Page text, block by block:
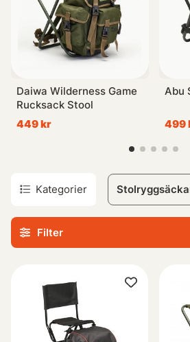
exempelvis kastning eller knyting på
Med funktionella detaljer såsom
och robust konstruktion kommer
din bekvämlighet oavsett
Oavsett om du letar efter den
sportfisketuren eller helt enkel vill
varheltsom helsts utan bekymmer -
Daiwa Wilderness Game
Rucksack Stool
449 kr
Abu
499
Kategorier
Filter